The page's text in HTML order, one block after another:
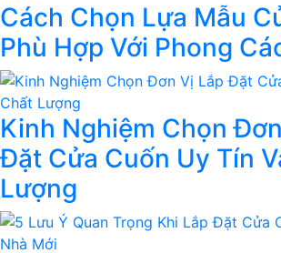
Cách Chọn Lựa Mẫu
Phù Hợp Với Phong
Kinh Nghiệm Chọn
Đặt Cửa Cuốn Uy Tín
Lượng